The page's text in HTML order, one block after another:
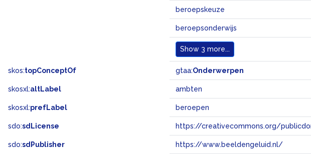
beroepskeuze
beroepsonderwijs
Show 3 more...
skos:topConceptOf gtaa:Onderwerpen
skosxl:altLabel ambten
skosxl:prefLabel beroepen
sdo:sdLicense https://creativecommons.org/
sdo:sdPublisher https://www.beeldengeluid.nl/